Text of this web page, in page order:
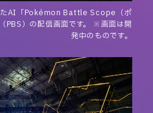
たAI「Pokémon Battle Scope（ポ
PBS）の配信画面です。 ※画面は開
発中のものです。